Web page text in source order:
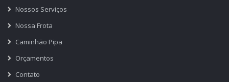
Nossos Serviços
Nossa Frota
Caminhão Pipa
Orçamentos
Contato